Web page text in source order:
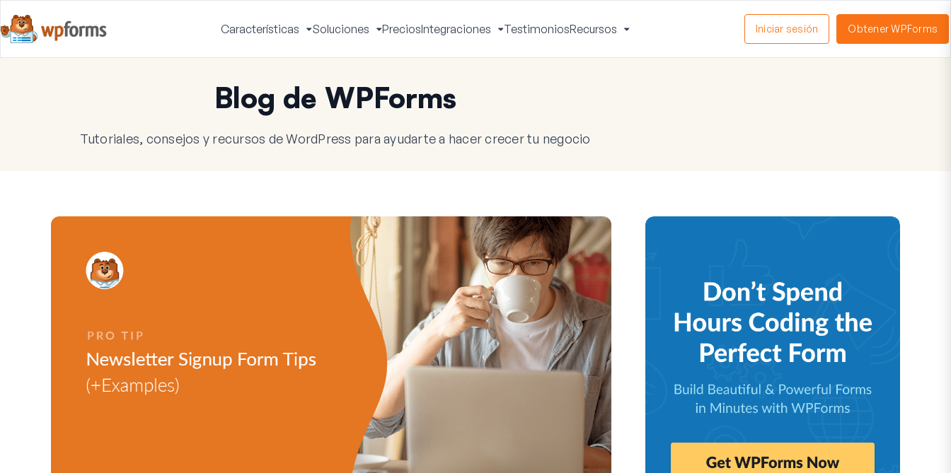
Características
Activar
menú
Soluciones
Activar
menú
PreciosIntegraciones
Activar
menú
TestimoniosRecursos
menú
Iniciar sesión Obtener WPForms
Blog de WPForms
Tutoriales, consejos y recursos de WordPress para ayudarte a hacer crecer tu negocio